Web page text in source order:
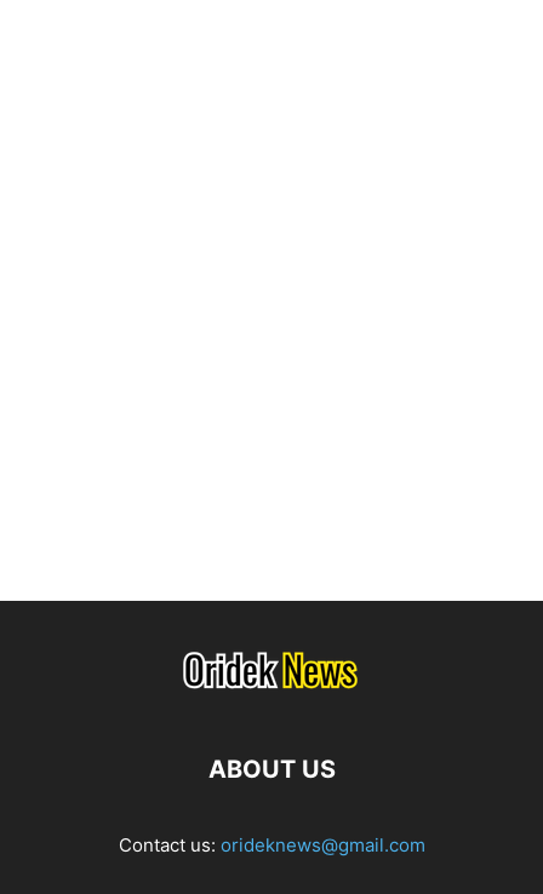
ABOUT US
Contact us: orideknews@gmail.com